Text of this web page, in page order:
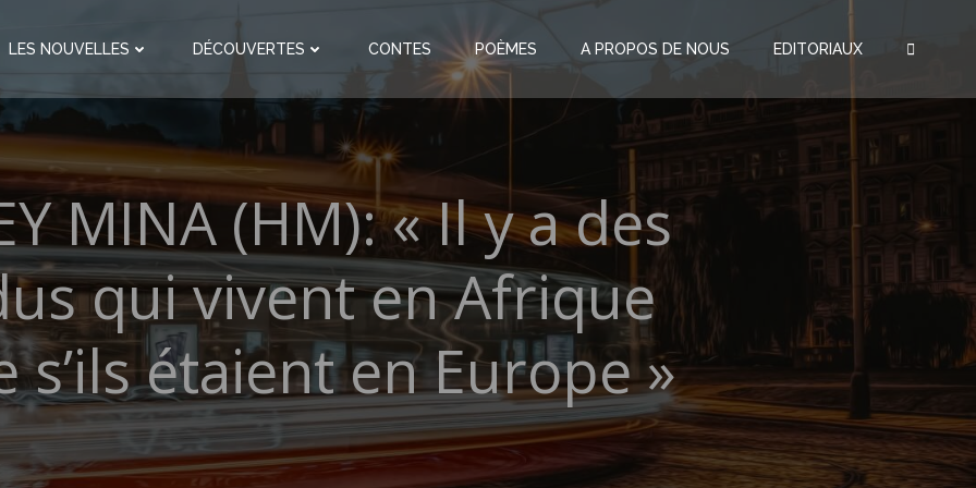
LES NOUVELLES DÉCOUVERTES CONTES POÈMES A PROPOS DE NOUS EDITORIAUX
MINA (HM): « Il y a des
qui vivent en Afrique
s’ils étaient en Europe »